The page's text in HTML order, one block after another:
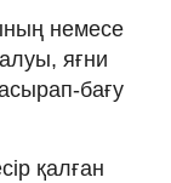
немесе
яғни
бағу
қалған